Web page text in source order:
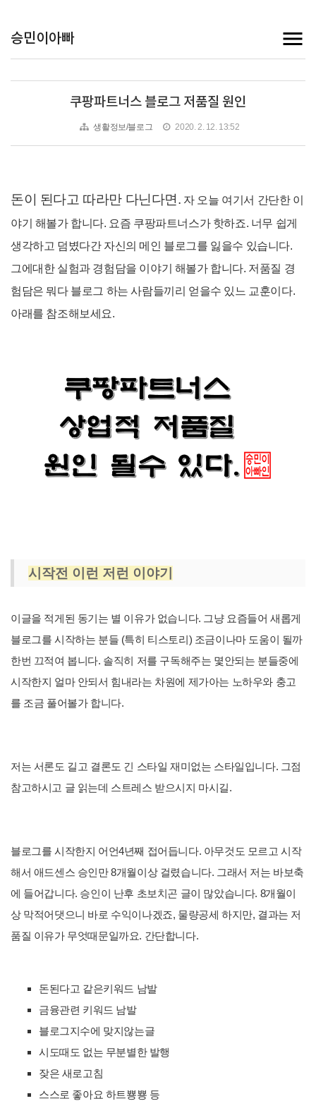
승민이아빠
쿠팡파트너스 블로그 저품질 원인
생활정보/블로그 2020. 2. 12. 13:52
돈이 된다고 따라만 다닌다면. 자 오늘 여기서 간단한 이
야기 해볼가 합니다. 요즘 쿠팡파트너스가 핫하죠. 너무 쉽게
생각하고 덤볐다간 자신의 메인 블로그를 잃을수 있습니다.
그에대한 실험과 경험담을 이야기 해볼가 합니다. 저품질 경
험담은 뭐다 블로그 하는 사람들끼리 얻을수 있느 교훈이다.
아래를 참조해보세요.
시작전 이런 저런 이야기
이글을 적게된 동기는 별 이유가 없습니다. 그냥 요즘들어 새롭게
블로그를 시작하는 분들 (특히 티스토리) 조금이나마 도움이 될까
한번 끄적여 봅니다. 솔직히 저를 구독해주는 몇안되는 분들중에
시작한지 얼마 안되서 힘내라는 차원에 제가아는 노하우와 충고
를 조금 풀어볼가 합니다.
저는 서론도 길고 결론도 긴 스타일 재미없는 스타일입니다. 그점
참고하시고 글 읽는데 스트레스 받으시지 마시길.
블로그를 시작한지 어언4년째 접어듭니다. 아무것도 모르고 시작
해서 애드센스 승인만 8개월이상 걸렸습니다. 그래서 저는 바보축
에 들어갑니다. 승인이 난후 초보치곤 글이 많았습니다. 8개월이
상 막적어댓으니 바로 수익이나겠죠, 물량공세 하지만, 결과는 저
품질 이유가 무엇때문일까요. 간단합니다.
돈된다고 같은키워드 남발
금융관련 키워드 남발
블로그지수에 맞지않는글
시도때도 없는 무분별한 발행
잦은 새로고침
스스로 좋아요 하트뿅뿅 등